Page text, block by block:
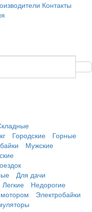
Контакты
Городские
Горные
Мужские
Для дачи
Легкие
Недорогие
Электробайки